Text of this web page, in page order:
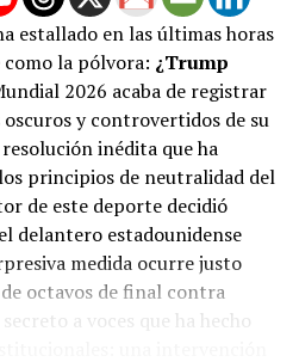
La misteriosa creación
de la Paz» por parte de la
para ser entregado
altere la evidencia, el
inmediata de todas las
y registros digitales,
encriptada en
WhatsApp y Telegram. La
y pone en tela de juicio la
rector del fútbol global así
estallado en las últimas horas
la pólvora: ¿Trump
2026 acaba de registrar
y controvertidos de su
inédita que ha
principios de neutralidad del
de este deporte decidió
delantero estadounidense
medida ocurre justo
octavos de final contra
a voces que ha hecho